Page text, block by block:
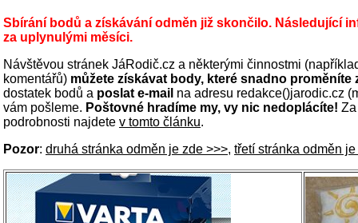
Sbírání bodů a získávání odměn již skončilo. Následující
za uplynulými měsíci.
Návštěvou stránek JáRodič.cz a některými činnostmi
komentářů) můžete získávat body, které snadno proměníte
dostatek bodů a poslat e-mail na adresu redakce()jarodic.cz
vám pošleme. Poštovné hradíme my, vy nic nedoplácíte!
podrobnosti najdete v tomto článku.
Pozor: druhá stránka odměn je zde >>>, třetí stránka odměn